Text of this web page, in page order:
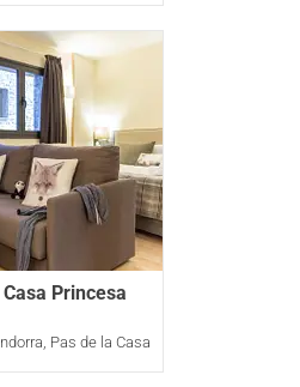
Princesa
, Pas de la Casa